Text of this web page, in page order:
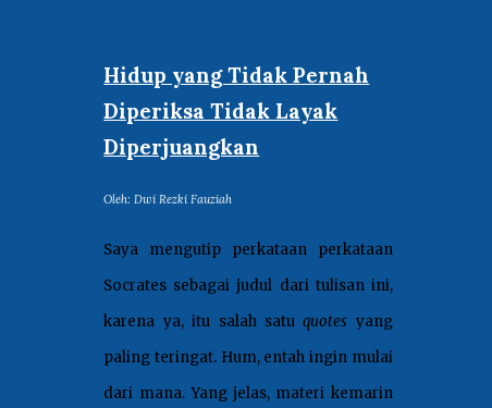
Hidup yang Tidak Pernah
Diperiksa Tidak Layak
Diperjuangkan
Oleh:Dwi Rezki Fauziah
Saya mengutip perkataan perkataan
Socrates sebagai judul dari tulisan ini,
karena ya, itu salah satuquotes yang
paling teringat. Hum, entah ingin mulai
dari mana. Yang jelas, materi kemarin